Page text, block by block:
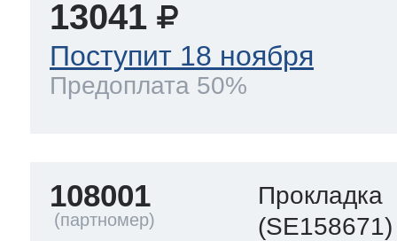
13041
Поступит 18 ноября
Предоплата 50%
108001
Прокладка
(SE158671)